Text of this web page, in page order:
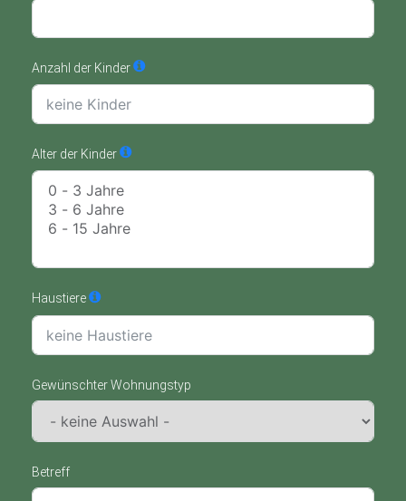
Anzahl der Kinder
Alter der Kinder
Haustiere
Gewünschter Wohnungstyp
Betreff